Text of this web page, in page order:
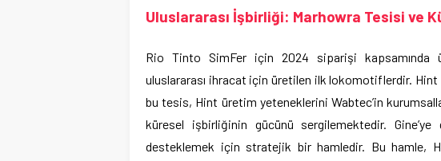
Uluslararası İşbirliği: Marhowra Tesisi ve
Rio Tinto SimFer için 2024 siparişi kapsamında
uluslararası ihracat için üretilen ilk lokomotiflerdir. Hint
bu tesis, Hint üretim yeteneklerini Wabtec’in
küresel işbirliğinin gücünü sergilemektedir.
desteklemek için stratejik bir hamledir. Bu hamle,